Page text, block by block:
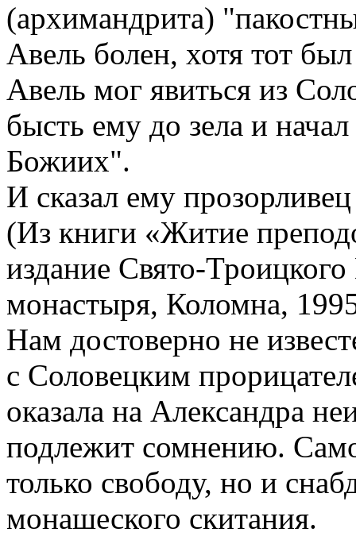
(архимандрита)
Авель болен, хотя тот
Авель мог явиться из
бысть ему до зела и
Божиих".
И сказал ему
(Из книги «Житие
издание Свято-
монастыря, Коломна,
Нам достоверно не
с Соловецким
оказала на Александра
подлежит сомнению.
только свободу, но и
монашеского скитания.